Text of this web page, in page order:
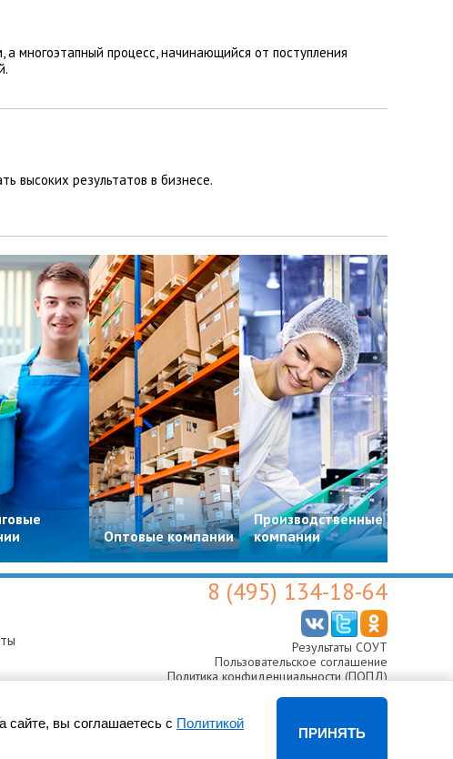
многоэтапный процесс, начинающийся от поступления
высоких результатов в бизнесе.
Оптовые компании
Производственные
компании
8 (495) 134-18-64
Результаты СОУТ
Пользовательское соглашение
Политика конфиденциальности (ПОПД)
вы соглашаетесь с Политикой
ПРИНЯТЬ